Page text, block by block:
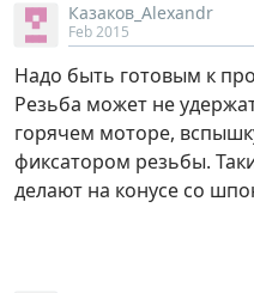
Казаков_Alexandr
Feb 2015
Надо быть готовым к
Резьба может не
горячем моторе,
фиксатором резьбы.
делают на конусе со